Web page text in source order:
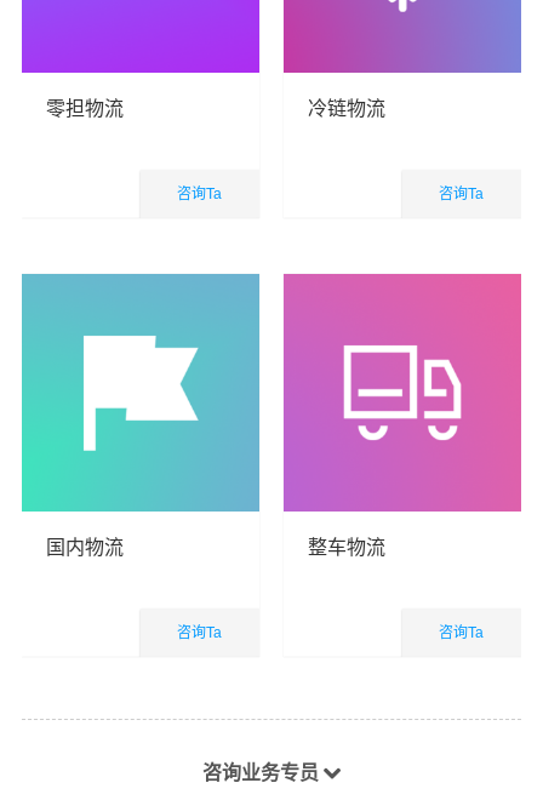
零担物流
咨询Ta
冷链物流
咨询Ta
国内物流
咨询Ta
整车物流
咨询Ta
咨询业务专员